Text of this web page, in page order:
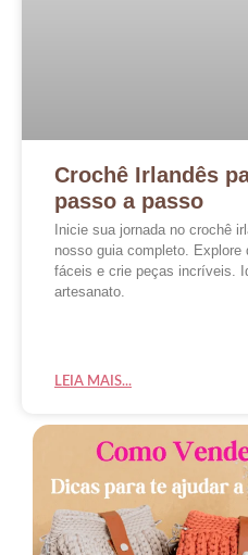
Crochê Irlandês
passo a passo
Inicie sua jornada no crochê
nosso guia completo.
fáceis e crie peças incríveis.
artesanato.
LEIA MAIS...